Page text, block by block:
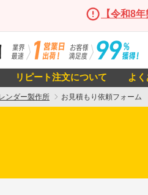
【令和8
リピート注文について よ
ンダー製作所 お見積もり依頼フォーム